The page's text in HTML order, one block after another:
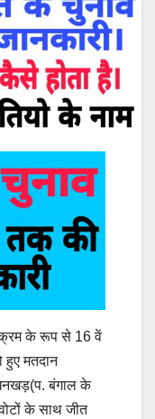
के रूप से 16 वें
हुए मतदान
बंगाल के
के साथ जीत